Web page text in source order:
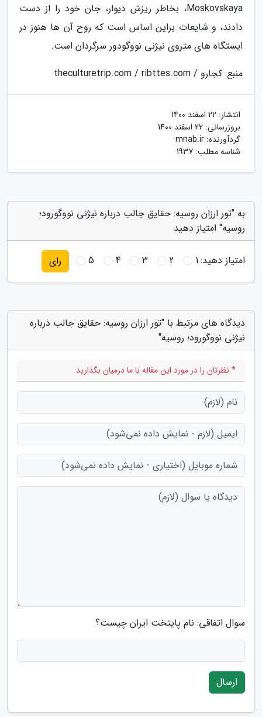
Moskovskaya، بخاطر ریزش دیوار، جان خود را از دست
دادند، و شایعات براین اساس است که روح آن ها هنوز در
ایستگاه های متروی نیژنی نووگودور سرگردان است.
منبع: کجارو / theculturetrip.com / ribttes.com
انتشار: 22 اسفند 1400
بروزرسانی: 22 اسفند 1400
گردآورنده: mnab.ir
شناسه مطلب: 1937
به "تور ارزان روسیه: حقایق جالب درباره نیژنی نووگورود؛
روسیه" امتیاز دهید
امتیاز دهید:1
2
3
4
5 رای
دیدگاه های مرتبط با "تور ارزان روسیه: حقایق جالب درباره
نیژنی نووگورود؛ روسیه"
* نظرتان را در مورد این مقاله با ما درمیان بگذارید
سوال اتفاقی: نام پایتخت ایران چیست؟
ارسال